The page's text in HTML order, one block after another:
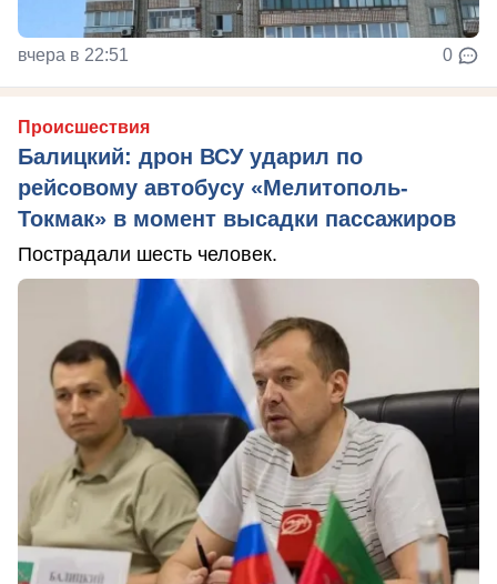
вчера в 22:51 0
Происшествия
Балицкий: дрон ВСУ ударил по
рейсовому автобусу «Мелитополь-
Токмак» в момент высадки пассажиров
Пострадали шесть человек.